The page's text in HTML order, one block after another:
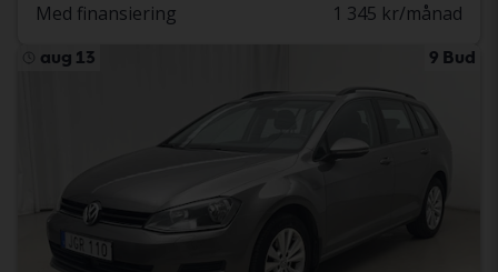
Med finansiering 1 345 kr/månad
aug 13 9 Bud